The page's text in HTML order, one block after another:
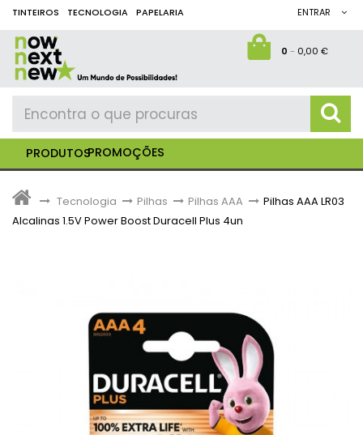
TINTEIROS TECNOLOGIA PAPELARIA ENTRAR
0- 0,00 €
PRODUTOSPROMOÇÕES
> Tecnologia > Pilhas > Pilhas AAA > Pilhas AAA LR03
Alcalinas 1.5V Power Boost Duracell Plus 4un